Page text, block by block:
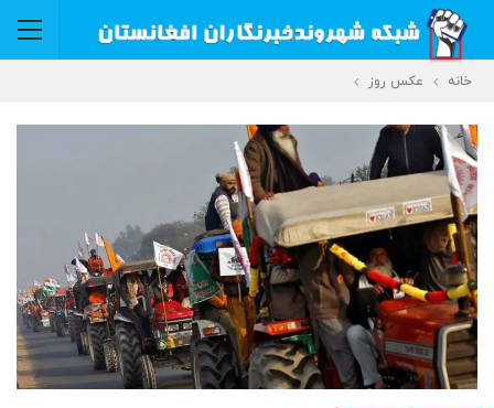
خانه عکس روز